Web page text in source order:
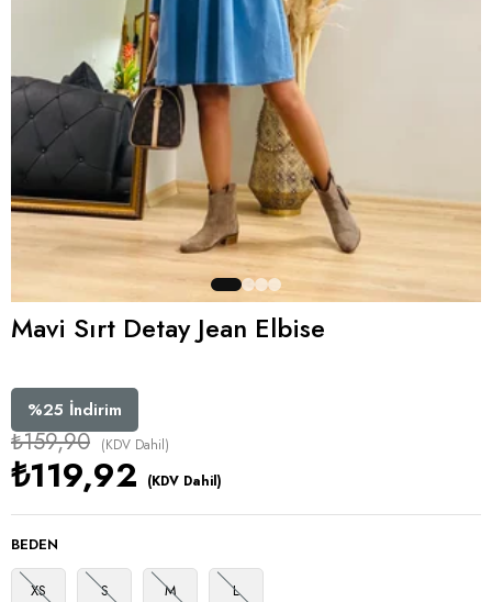
Mavi Sırt Detay Jean Elbise
%25 İndirim
₺159,90 (KDV Dahil)
₺119,92 (KDV Dahil)
BEDEN
XS S M L